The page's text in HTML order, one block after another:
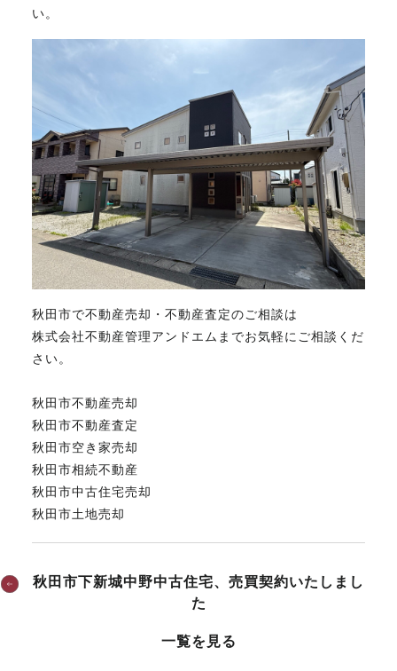
い。
秋田市で不動産売却・不動産査定のご相談は
株式会社不動産管理アンドエムまでお気軽にご相談くだ
さい。
秋田市不動産売却
秋田市不動産査定
秋田市空き家売却
秋田市相続不動産
秋田市中古住宅売却
秋田市土地売却
秋田市下新城中野中古住宅、売買契約いたしまし
た
一覧を見る